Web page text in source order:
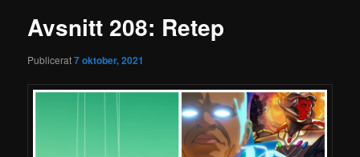
Avsnitt 208: Retep
Publicerat7 oktober, 2021